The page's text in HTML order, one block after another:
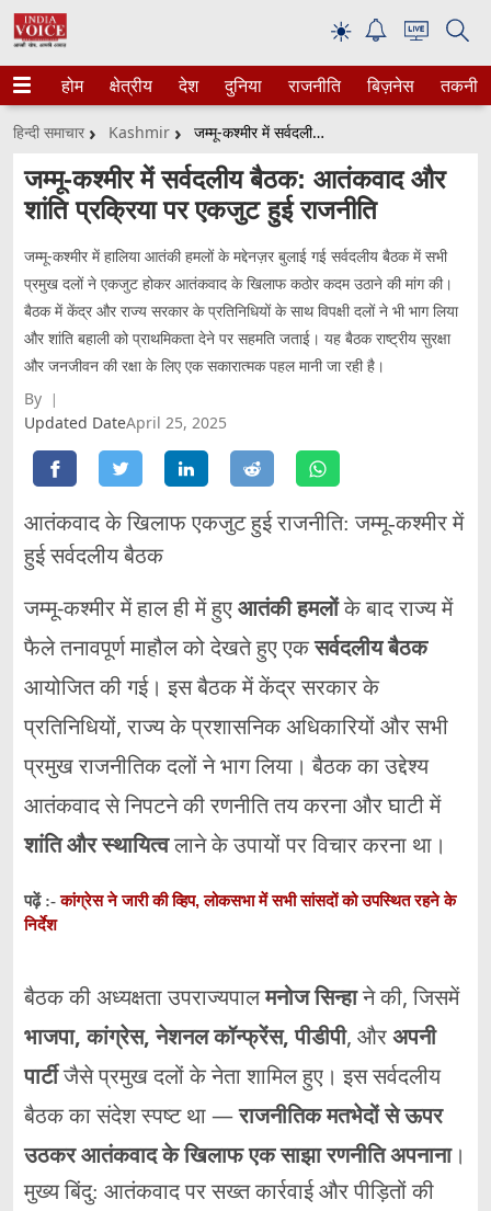
☀
होम क्षेत्रीय देश दुनिया राजनीति बिज़नेस तकनीक
हिन्दी समाचार Kashmir जम्मू-कश्मीर में सर्वदलीय बैठक: आतंकवाद और शांति प्रक्रिया पर एकजुट हुई राजनीति
जम्मू-कश्मीर में सर्वदलीय बैठक: आतंकवाद और
शांति प्रक्रिया पर एकजुट हुई राजनीति
जम्मू-कश्मीर में हालिया आतंकी हमलों के मद्देनज़र बुलाई गई सर्वदलीय बैठक में सभी
प्रमुख दलों ने एकजुट होकर आतंकवाद के खिलाफ कठोर कदम उठाने की मांग की।
बैठक में केंद्र और राज्य सरकार के प्रतिनिधियों के साथ विपक्षी दलों ने भी भाग लिया
और शांति बहाली को प्राथमिकता देने पर सहमति जताई। यह बैठक राष्ट्रीय सुरक्षा
और जनजीवन की रक्षा के लिए एक सकारात्मक पहल मानी जा रही है।
By
Updated DateApril 25, 2025
आतंकवाद के खिलाफ एकजुट हुई राजनीति: जम्मू-कश्मीर में
हुई सर्वदलीय बैठक
जम्मू-कश्मीर में हाल ही में हुएआतंकी हमलोंके बाद राज्य में
फैले तनावपूर्ण माहौल को देखते हुए एकसर्वदलीय बैठक
आयोजित की गई। इस बैठक में केंद्र सरकार के
प्रतिनिधियों, राज्य के प्रशासनिक अधिकारियों और सभी
प्रमुख राजनीतिक दलों ने भाग लिया। बैठक का उद्देश्य
आतंकवाद से निपटने की रणनीति तय करना और घाटी में
शांति और स्थायित्वलाने के उपायों पर विचार करना था।
पढ़ें :-कांग्रेस ने जारी की व्हिप, लोकसभा में सभी सांसदों को उपस्थित रहने के
निर्देश
बैठक की अध्यक्षता उपराज्यपालमनोज सिन्हाने की, जिसमें
भाजपा, कांग्रेस, नेशनल कॉन्फ्रेंस, पीडीपी, औरअपनी
पार्टीजैसे प्रमुख दलों के नेता शामिल हुए। इस सर्वदलीय
बैठक का संदेश स्पष्ट था —राजनीतिक मतभेदों से ऊपर
उठकर आतंकवाद के खिलाफ एक साझा रणनीति अपनाना।
मुख्य बिंदु: आतंकवाद पर सख्त कार्रवाई और पीड़ितों की